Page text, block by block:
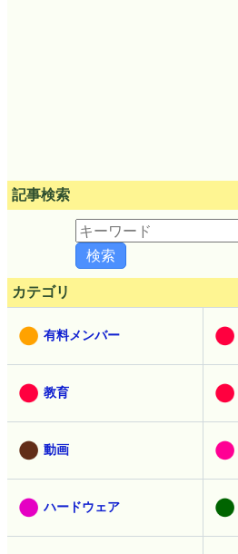
記事検索
カテゴリ
有料メンバー
教育
動画
ハードウェア